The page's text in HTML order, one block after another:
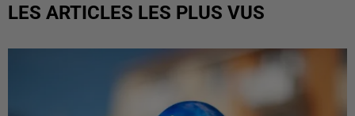
LES ARTICLES LES PLUS VUS